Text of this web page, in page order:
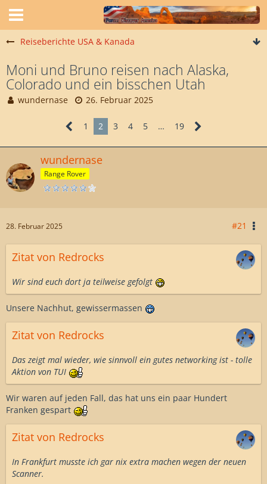
Reiseberichte USA & Kanada
Moni und Bruno reisen nach Alaska,
Colorado und ein bisschen Utah
wundernase 26. Februar 2025
1 2 3 4 5 … 19
wundernase
Range Rover
28. Februar 2025 #21
Zitat von Redrocks
Wir sind euch dort ja teilweise gefolgt
Unsere Nachhut, gewissermassen
Zitat von Redrocks
Das zeigt mal wieder, wie sinnvoll ein gutes networking ist - tolle
Aktion von TUI
Wir waren auf jeden Fall, das hat uns ein paar Hundert
Franken gespart
Zitat von Redrocks
In Frankfurt musste ich gar nix extra machen wegen der neuen
Scanner.